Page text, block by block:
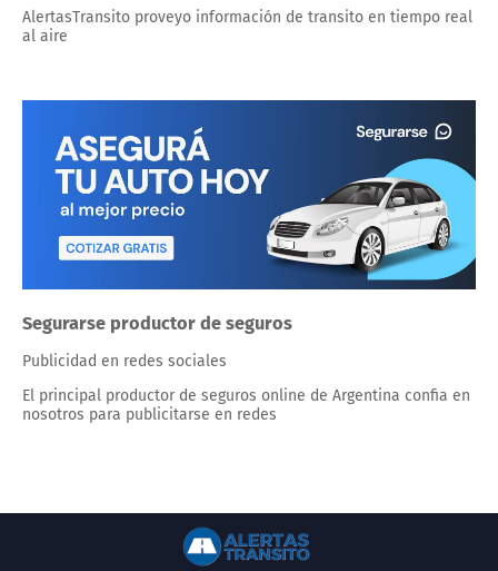
AlertasTransito proveyo información de transito en tiempo real
al aire
Segurarse productor de seguros
Publicidad en redes sociales
El principal productor de seguros online de Argentina confia en
nosotros para publicitarse en redes